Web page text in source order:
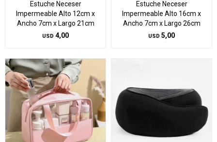
Estuche Neceser
Impermeable Alto 12cm x
Ancho 7cm x Largo 21cm
USD 4,00
Estuche Neceser
Impermeable Alto 16cm x
Ancho 7cm x Largo 26cm
USD 5,00